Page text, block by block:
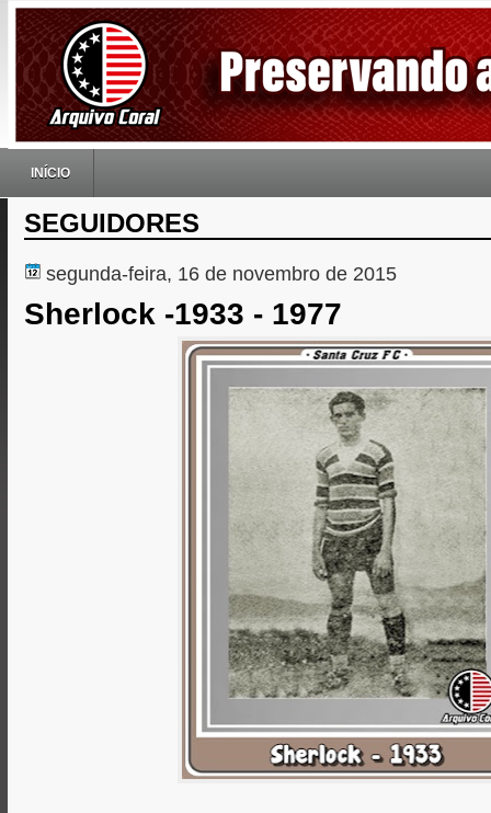
INÍCIO
SEGUIDORES
segunda-feira, 16 de novembro de 2015
Sherlock -1933 - 1977